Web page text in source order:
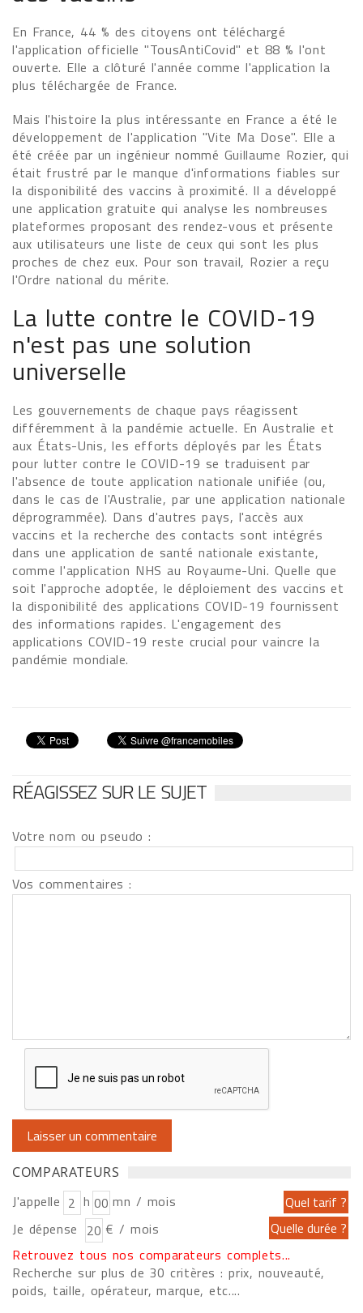
En France, 44 % des citoyens ont téléchargé
l'application officielle "TousAntiCovid" et 88 % l'ont
ouverte. Elle a clôturé l'année comme l'application la
plus téléchargée de France.
Mais l'histoire la plus intéressante en France a été le
développement de l'application "Vite Ma Dose". Elle a
été créée par un ingénieur nommé Guillaume Rozier, qui
était frustré par le manque d'informations fiables sur
la disponibilité des vaccins à proximité. Il a développé
une application gratuite qui analyse les nombreuses
plateformes proposant des rendez-vous et présente
aux utilisateurs une liste de ceux qui sont les plus
proches de chez eux. Pour son travail, Rozier a reçu
l'Ordre national du mérite.
La lutte contre le COVID-19
n'est pas une solution
universelle
Les gouvernements de chaque pays réagissent
différemment à la pandémie actuelle. En Australie et
aux États-Unis, les efforts déployés par les États
pour lutter contre le COVID-19 se traduisent par
l'absence de toute application nationale unifiée (ou,
dans le cas de l'Australie, par une application nationale
déprogrammée). Dans d'autres pays, l'accès aux
vaccins et la recherche des contacts sont intégrés
dans une application de santé nationale existante,
comme l'application NHS au Royaume-Uni. Quelle que
soit l'approche adoptée, le déploiement des vaccins et
la disponibilité des applications COVID-19 fournissent
des informations rapides. L'engagement des
applications COVID-19 reste crucial pour vaincre la
pandémie mondiale.
RÉAGISSEZ SUR LE SUJET
Votre nom ou pseudo :
Vos commentaires :
COMPARATEURS
J'appelle h
mn / mois
Je dépense
€ / mois
Retrouvez tous nos comparateurs complets...
Recherche sur plus de 30 critères : prix, nouveauté,
poids, taille, opérateur, marque, etc....